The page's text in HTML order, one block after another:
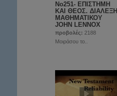
No251- ΕΠΙΣΤΗΜΗ
ΚΑΙ ΘΕΟΣ. ΔΙΑΛΕΞΗ
ΜΑΘΗΜΑΤΙΚΟΥ
JOHN LENNOX
προβολές: 2188
Μοιράσου το..